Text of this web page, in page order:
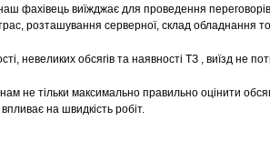
фахівець виїжджає для проведення
розташування серверної, склад обладнання
невеликих обсягів та наявності ТЗ , виїзд не
не тільки максимально правильно оцінити
на швидкість робіт.